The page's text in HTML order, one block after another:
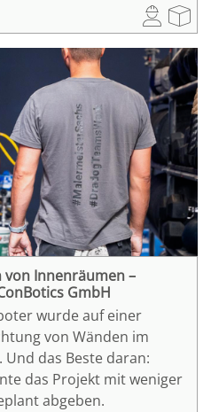
Download in das
90% Entwurfskosten
ISO 52120
DIN V 18599)
auch bei
Die
dokumentiert und
auch Laien verstehen.
Innenräumen –
GmbH
wurde auf einer
von Wänden im
das Beste daran:
das Projekt mit weniger
abgeben.